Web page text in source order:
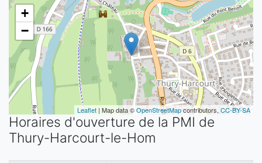
+
−
Leaflet | Map data ©OpenStreetMapcontributors, CC-BY-SA
Horaires d'ouverture de la PMI de
Thury-Harcourt-le-Hom